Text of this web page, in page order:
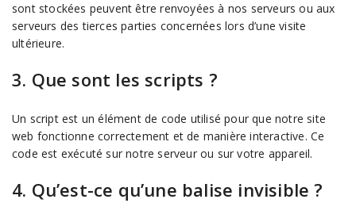
sont stockées peuvent être renvoyées à nos serveurs ou aux
serveurs des tierces parties concernées lors d’une visite
ultérieure.
3. Que sont les scripts ?
Un script est un élément de code utilisé pour que notre site
web fonctionne correctement et de manière interactive. Ce
code est exécuté sur notre serveur ou sur votre appareil.
4. Qu’est-ce qu’une balise invisible ?